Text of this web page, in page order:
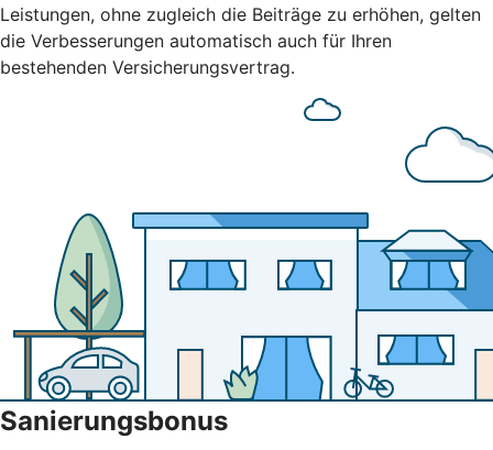
Leistungen, ohne zugleich die Beiträge zu erhöhen, gelten
die Verbesserungen automatisch auch für Ihren
bestehenden Versicherungsvertrag.
Sanierungsbonus